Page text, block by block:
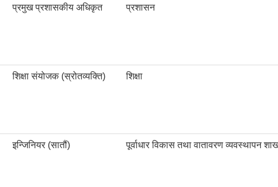
प्रमुख प्रशासकीय अधिकृत प्रशासन
शिक्षा संयोजक (स्रोतव्यक्ति) शिक्षा
इन्जिनियर (सातौं) पूर्वाधार विकास तथा वातावरण व्यवस्थापन